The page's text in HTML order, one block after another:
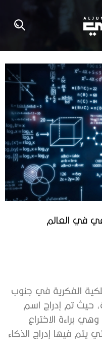
في العالم
الفكرية في جنوب
حيث تم إدراج اسم
براءة الاختراع
يتم فيها إدراج الذكاء